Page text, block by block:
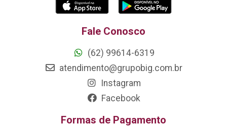
Fale Conosco
(62) 99614-6319
atendimento@grupobig.com.br
Instagram
Facebook
Formas de Pagamento